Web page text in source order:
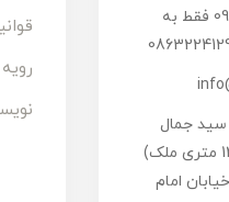
09351815358 فقط به
سید جمال
الدین اسدآبادی (12 متری ملک)
امام